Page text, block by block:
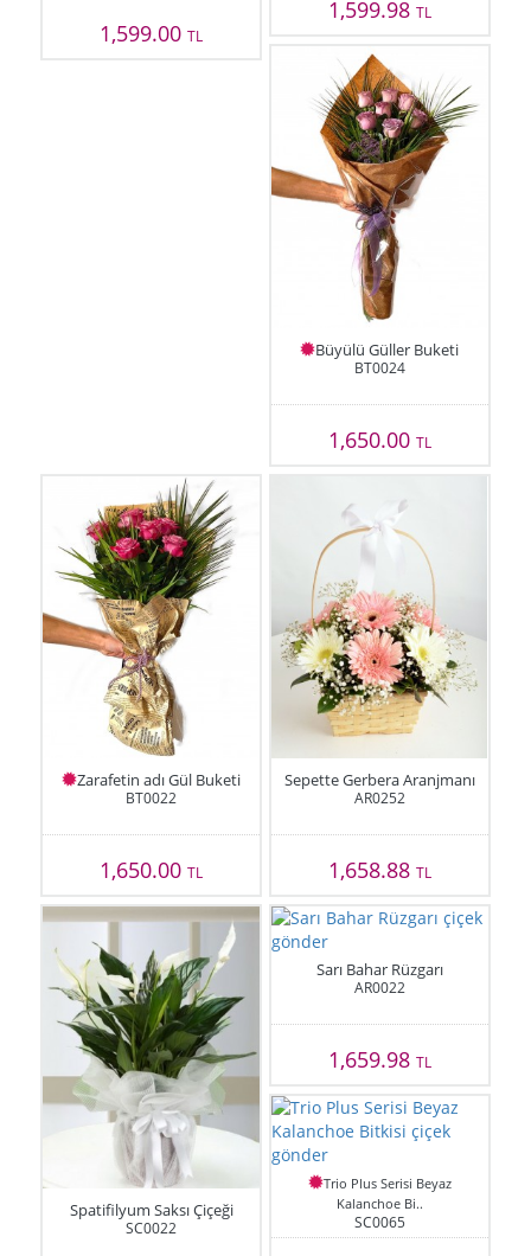
1,599.00TL
1,599.98 TL
Büyülü Güller Buketi
BT0024
1,650.00 TL
Zarafetin adı Gül Buketi
BT0022
1,650.00TL
Sepette Gerbera Aranjmanı
AR0252
1,658.88 TL
Spatifilyum Saksı Çiçeği
SC0022
Sarı Bahar Rüzgarı
AR0022
1,659.98 TL
Trio Plus Serisi Beyaz
Kalanchoe Bi..
SC0065